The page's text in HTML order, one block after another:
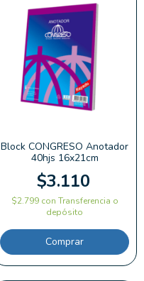
Block CONGRESO Anotador
40hjs 16x21cm
$3.110
$2.799 con Transferencia o
depósito